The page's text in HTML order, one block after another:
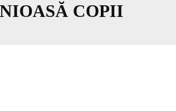
COPII